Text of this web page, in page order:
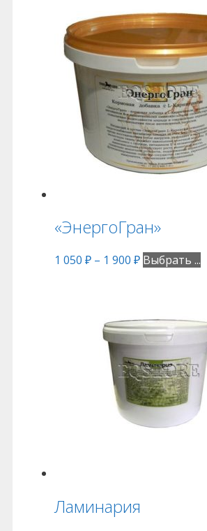
«ЭнергоГран»
1 050 ₽ – 1 900 ₽ Выбрать ...
Ламинария